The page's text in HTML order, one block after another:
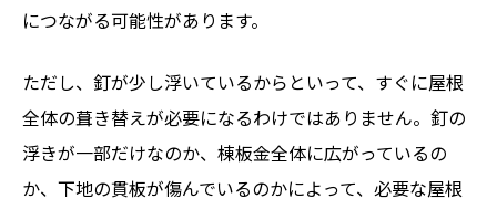
新着工事
につながる可能性があります。
ただし、釘が少し浮いているからといって、すぐに屋根
全体の葺き替えが必要になるわけではありません。釘の
浮きが一部だけなのか、棟板金全体に広がっているの
か、下地の貫板が傷んでいるのかによって、必要な屋根